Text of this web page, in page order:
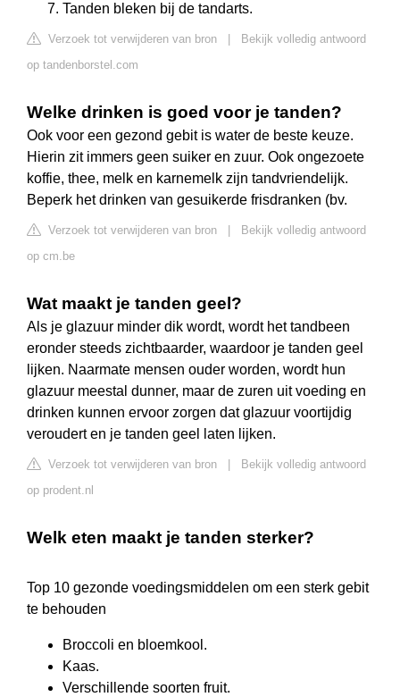
Tanden bleken bij de tandarts.
Verzoek tot verwijderen van bron
Bekijk volledig antwoord
op tandenborstel.com
Welke drinken is goed voor je tanden?
Ook voor een gezond gebit is water de beste keuze.
Hierin zit immers geen suiker en zuur. Ook ongezoete
koffie, thee, melk en karnemelk zijn tandvriendelijk.
Beperk het drinken van gesuikerde frisdranken (bv.
Verzoek tot verwijderen van bron
Bekijk volledig antwoord
op cm.be
Wat maakt je tanden geel?
Als je glazuur minder dik wordt, wordt het tandbeen
eronder steeds zichtbaarder, waardoor je tanden geel
lijken. Naarmate mensen ouder worden, wordt hun
glazuur meestal dunner, maar de zuren uit voeding en
drinken kunnen ervoor zorgen dat glazuur voortijdig
veroudert en je tanden geel laten lijken.
Verzoek tot verwijderen van bron
Bekijk volledig antwoord
op prodent.nl
Welk eten maakt je tanden sterker?
Top 10 gezonde voedingsmiddelen om een sterk gebit
te behouden
Broccoli en bloemkool.
Kaas.
Verschillende soorten fruit.